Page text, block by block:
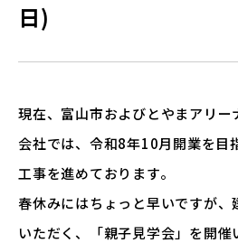
日)
現在、富山市およびとやまアリー
会社では、令和8年10月開業を目
工事を進めております。
春休みにはちょっと早いですが、
いただく、「親子見学会」を開催